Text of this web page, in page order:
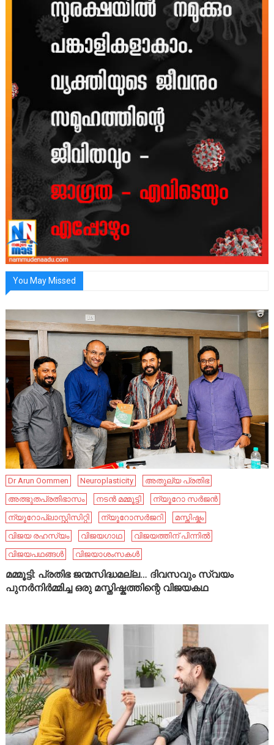
You May Missed
Dr Arun Oommen Neuroplasticity
അതുല്യ പ്രതിഭ
അത്ഭുതപ്രതിഭാസം
നടൻ മമ്മൂട്ടി
ന്യൂറോ സർജൻ
ന്യൂറോപ്ലാസ്റ്റിസിറ്റി
ന്യൂറോസർജറി
മസ്തിഷ്കം
വിജയ രഹസ്യം
വിജയഗാഥ
വിജയത്തിന് പിന്നിൽ
വിജയപഥങ്ങൾ
വിജയാശംസകൾ
മമ്മൂട്ടി: പ്രതിഭ ജന്മസിദ്ധമല്ല… ദിവസവും സ്വയം
പുനർനിർമ്മിച്ച ഒരു മസ്തിഷ്കത്തിന്റെ വിജയകഥ